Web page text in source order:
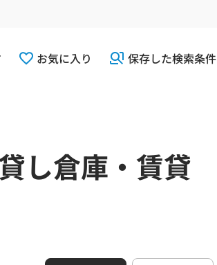
お気に入り 保存した検索条件
し倉庫・賃貸